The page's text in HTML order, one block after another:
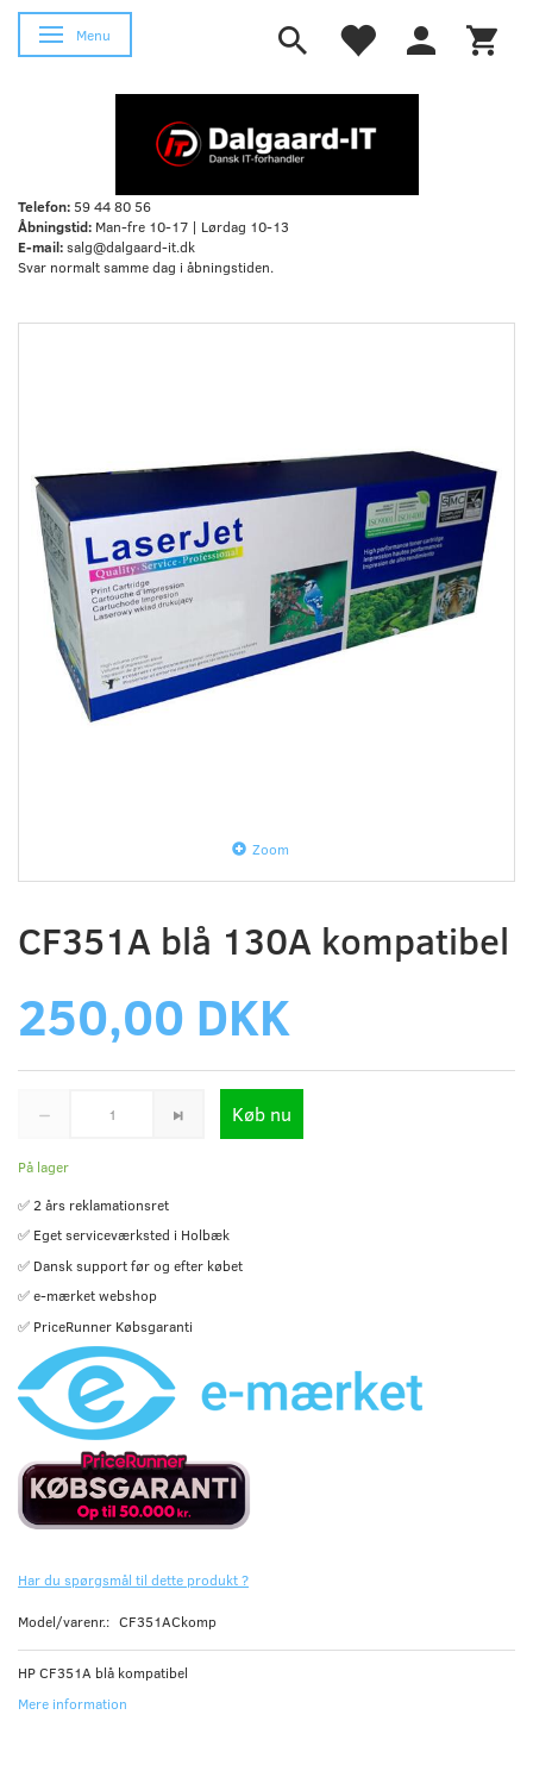
Skifte navigation
Menu
Telefon:59 44 80 56
Åbningstid: Man-fre 10-17 | Lørdag 10-13
E-mail:salg@dalgaard-it.dk
Svar normalt samme dag i åbningstiden.
Zoom
CF351A blå 130A kompatibel
250,00 DKK
Køb nu
På lager
✅ 2 års reklamationsret
✅ Eget serviceværksted i Holbæk
✅ Dansk support før og efter købet
✅ e-mærket webshop
✅ PriceRunner Købsgaranti
Har du spørgsmål til dette produkt ?
Model/varenr.: CF351ACkomp
HP CF351A blå kompatibel
Mere information